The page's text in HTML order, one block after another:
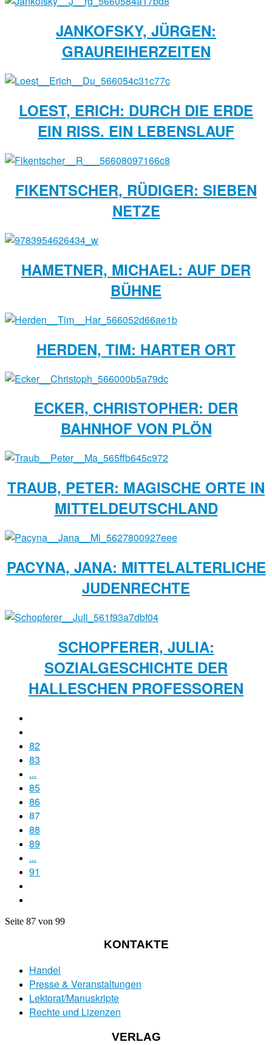
JANKOFSKY, JÜRGEN:
GRAUREIHERZEITEN
LOEST, ERICH: DURCH DIE ERDE
EIN RISS. EIN LEBENSLAUF
FIKENTSCHER, RÜDIGER: SIEBEN
NETZE
HAMETNER, MICHAEL: AUF DER
BÜHNE
HERDEN, TIM: HARTER ORT
ECKER, CHRISTOPHER: DER
BAHNHOF VON PLÖN
TRAUB, PETER: MAGISCHE ORTE IN
MITTELDEUTSCHLAND
PACYNA, JANA: MITTELALTERLICHE
JUDENRECHTE
SCHOPFERER, JULIA:
SOZIALGESCHICHTE DER
HALLESCHEN PROFESSOREN
82
83
...
85
86
87
88
89
...
91
Seite 87 von 99
KONTAKTE
Handel
Presse & Veranstaltungen
Lektorat/Manuskripte
Rechte und Lizenzen
VERLAG